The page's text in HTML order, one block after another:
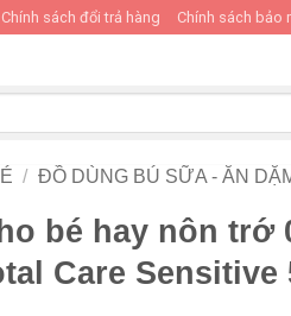
Chính sách đổi trả hàng Chính sách bảo
/ ĐỒ DÙNG BÚ SỮA - ĂN
bé hay nôn trớ
Care Sensitive